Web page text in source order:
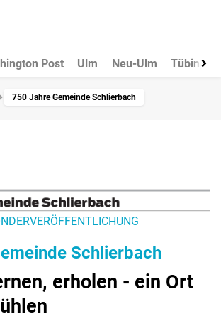
Post Ulm Neu-Ulm Tübingen
750 Jahre Gemeinde Schlierbach
Schlierbach
erholen - ein Ort